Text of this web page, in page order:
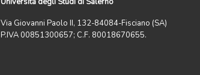
Via Giovanni Paolo II, 132-84084-Fisciano (SA)
P.IVA 00851300657; C.F. 80018670655.